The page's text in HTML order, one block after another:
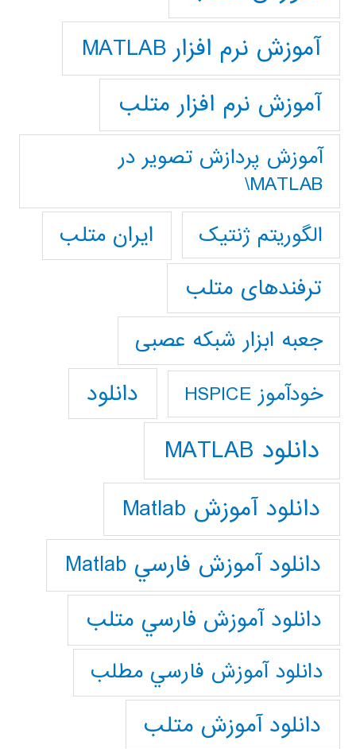
آموزش نرم افزار MATLAB
آموزش نرم افزار متلب
آموزش پردازش تصوير در
MATLAB\
الگوریتم ژنتیک
ایران متلب
ترفندهای متلب
جعبه ابزار شبکه عصبی
خودآموز HSPICE دانلود
دانلود MATLAB
دانلود آموزش Matlab
دانلود آموزش فارسي Matlab
دانلود آموزش فارسي متلب
دانلود آموزش فارسي مطلب
دانلود آموزش متلب